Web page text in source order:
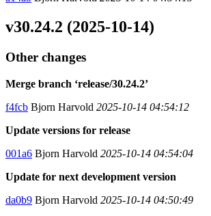
v30.24.2 (2025-10-14)
Other changes
Merge branch ‘release/30.24.2’
f4fcb Bjorn Harvold 2025-10-14 04:54:12
Update versions for release
001a6 Bjorn Harvold 2025-10-14 04:54:04
Update for next development version
da0b9 Bjorn Harvold 2025-10-14 04:50:49